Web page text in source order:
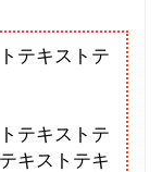
テキストテ
テキストテ
キストテキ